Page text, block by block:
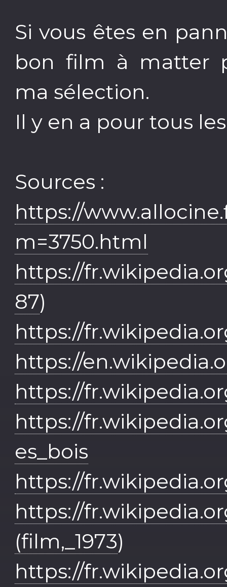
Si vous êtes en
bon film à matter
ma sélection.
Il y en a pour tous
Sources :
https://
m=3750.html
https://
87)
https://
https://
https://
https://
es_bois
https://
https://
(film,_1973)
https://